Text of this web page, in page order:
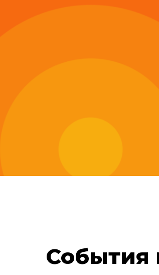
События